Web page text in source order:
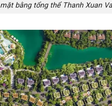
mặt bằng tổng thể Thanh Xuan